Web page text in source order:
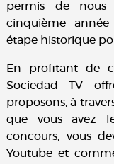
permis de
cinquième
étape historique
En profitant de
Sociedad TV
proposons, à
que vous avez
concours, vous
Youtube et